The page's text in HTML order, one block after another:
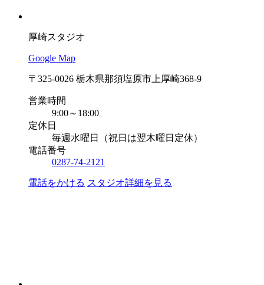
厚崎スタジオ
Google Map
〒325-0026 栃木県那須塩原市上厚崎368-9
営業時間
9:00～18:00
定休日
毎週水曜日（祝日は翌木曜日定休）
電話番号
0287-74-2121
電話をかける スタジオ詳細を見る